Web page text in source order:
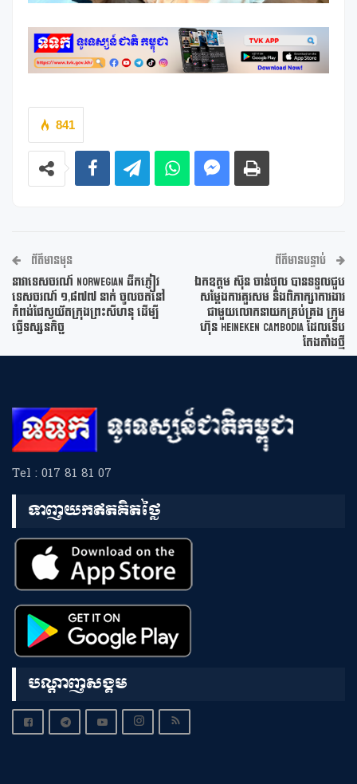
841
ព័ត៌មានមុន
នាវាទេសចរណ៍ NORWEGIAN ដឹកភ្ញៀវ
ទេសចរណ៍ ១,៨៧៧ នាក់ ចូលចតនៅ
កំពង់ផែស្វយ័តក្រុងព្រះសីហនុ ដើម្បី
ធ្វើទស្សនកិច្ច
ព័ត៌មានបន្ទាប់
ឯកឧត្តម ស៊ុន ចាន់ថុល បានទទួលជួប
សម្តែងការគួរសម និងពិភាក្សាការងារ
ជាមួយលោកនាយកគ្រប់គ្រង ក្រុម
ហ៊ុន HEINEKEN Cambodia ដែលទើប
តែងតាំងថ្មី
Tel : 017 81 81 07
ទាញយកឥតគិតថ្លៃ
បណ្តាញសង្គម